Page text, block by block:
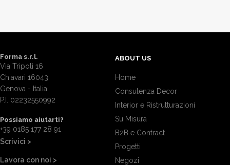
Forma s.r.l.
Via Tripoli 16
Chiavari 16043
Genova - Italia
P.I. 02232550992
Possiamo aiutarti?
+39 0185 177 28 91
Scrivici >
Lavora con noi >
ABOUT US
Home
Consulenza Decor
Interior e Ristrutturazioni
Su Misura
B2B e Contract
Progetti
Negozi